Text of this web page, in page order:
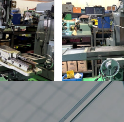
#1.5ラムフラ
メーカー 静岡
形 式VHR-
年 式1989